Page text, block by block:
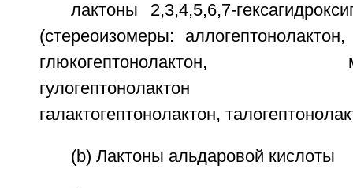
лактоны 2,3,4,5,6,7-
(стереоизомеры: аллогептонолактон,
глюкогептонолактон,
гулогептонолактон
галактогептонолактон,
(b) Лактоны альдаровой кислоты